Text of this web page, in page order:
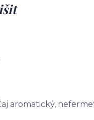
aromatický,